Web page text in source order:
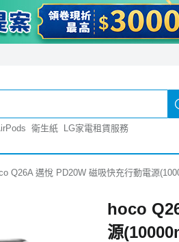
衛生紙 LG家電租賃服務
Q26A 邁悅 PD20W 磁吸快充行動電源
hoco
源